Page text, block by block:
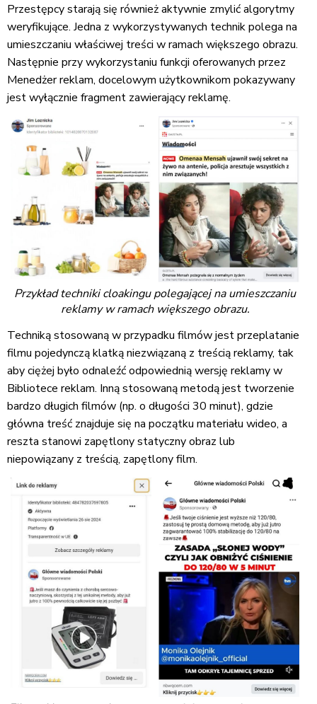
Przestępcy starają się również aktywnie zmylić algorytmy
weryfikujące. Jedna z wykorzystywanych technik polega na
umieszczaniu właściwej treści w ramach większego obrazu.
Następnie przy wykorzystaniu funkcji oferowanych przez
Menedżer reklam, docelowym użytkownikom pokazywany
jest wyłącznie fragment zawierający reklamę.
Przykład techniki cloakingu polegającej na umieszczaniu
reklamy w ramach większego obrazu.
Techniką stosowaną w przypadku filmów jest przeplatanie
filmu pojedynczą klatką niezwiązaną z treścią reklamy, tak
aby ciężej było odnaleźć odpowiednią wersję reklamy w
Bibliotece reklam. Inną stosowaną metodą jest tworzenie
bardzo długich filmów (np. o długości 30 minut), gdzie
główna treść znajduje się na początku materiału wideo, a
reszta stanowi zapętlony statyczny obraz lub
niepowiązany z treścią, zapętlony film.